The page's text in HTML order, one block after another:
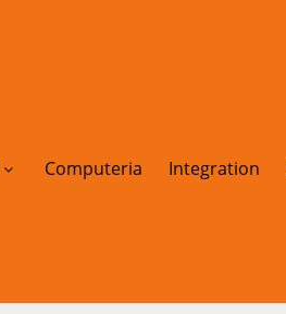
Computeria Integration